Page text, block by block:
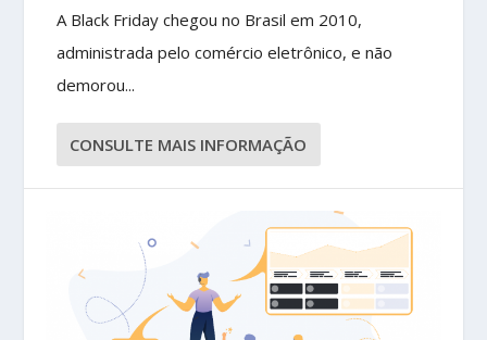
A Black Friday chegou no Brasil em 2010,
administrada pelo comércio eletrônico, e não
demorou...
CONSULTE MAIS INFORMAÇÃO